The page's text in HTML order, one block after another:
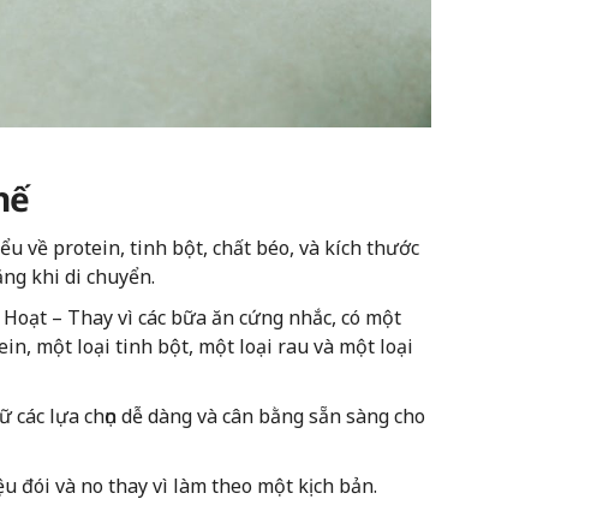
về protein, tinh bột, chất béo, và kích thước
khi di chuyển.
– Thay vì các bữa ăn cứng nhắc, có một
một loại tinh bột, một loại rau và một loại
lựa chọn dễ dàng và cân bằng sẵn sàng cho
đói và no thay vì làm theo một kịch bản.